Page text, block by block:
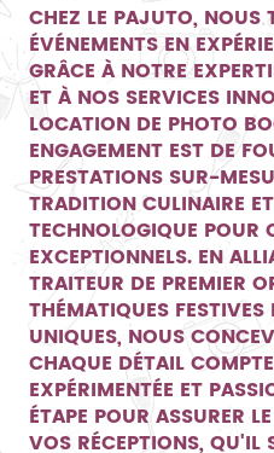
CHEZ LE PAJUTO, NOUS
ÉVÉNEMENTS EN
GRÂCE À NOTRE
ET À NOS SERVICES
LOCATION DE PHOTO
ENGAGEMENT EST DE
PRESTATIONS SUR-
TRADITION CULINAIRE
TECHNOLOGIQUE POUR
EXCEPTIONNELS. EN
TRAITEUR DE PREMIER
THÉMATIQUES
UNIQUES, NOUS
CHAQUE DÉTAIL
EXPÉRIMENTÉE ET
ÉTAPE POUR ASSURER
VOS RÉCEPTIONS, QU'IL